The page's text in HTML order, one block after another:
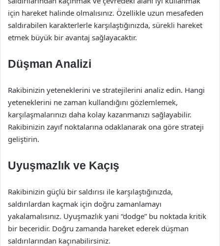
için hareket halinde olmalısınız. Özellikle uzun mesafeden
saldırabilen karakterlerle karşılaştığınızda, sürekli hareket
etmek büyük bir avantaj sağlayacaktır.
Düşman Analizi
Rakibinizin yeteneklerini ve stratejilerini analiz edin. Hangi
yeteneklerini ne zaman kullandığını gözlemlemek,
karşılaşmalarınızı daha kolay kazanmanızı sağlayabilir.
Rakibinizin zayıf noktalarına odaklanarak ona göre strateji
geliştirin.
Uyuşmazlık ve Kaçış
Rakibinizin güçlü bir saldırısı ile karşılaştığınızda,
saldırılardan kaçmak için doğru zamanlamayı
yakalamalısınız. Uyuşmazlık yani “dodge” bu noktada kritik
bir beceridir. Doğru zamanda hareket ederek düşman
saldırılarından kaçınabilirsiniz.